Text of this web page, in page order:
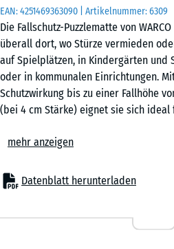
EAN:4251469363090 | Artikelnummer:6309
Die Fallschutz-Puzzlematte von
überall dort, wo Stürze vermieden
auf Spielplätzen, in Kindergärten und
oder in kommunalen Einrichtungen.
Schutzwirkung bis zu einer Fallhöhe
(bei 4 cm Stärke) eignet sie sich
Spielflächen. Auch in
bewährter Bodenbelag, der Sicherheit,
Wirtschaftlichkeit verbindet.
– Spielbereiche für kleine Kinder,
mehr anzeigen
Datenblatt herunterladen
x
50
x 6
cm
|
0,25
m²
x
50
- € 14,00